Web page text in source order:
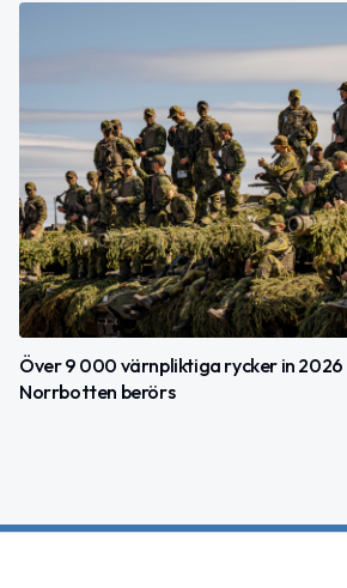
Över 9 000 värnpliktiga rycker in
Norrbotten berörs